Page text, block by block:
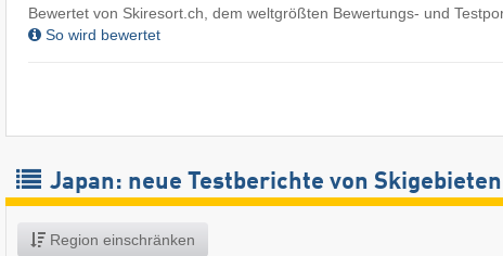
Bewertet von Skiresort.ch, dem weltgrößten Bewertungs- und
So wird bewertet
Japan: neue Testberichte von Skigebieten
Region einschränken